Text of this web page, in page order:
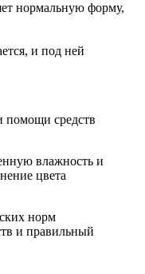
нормальную форму,
и под ней
помощи средств
влажность и
цвета
норм
и правильный